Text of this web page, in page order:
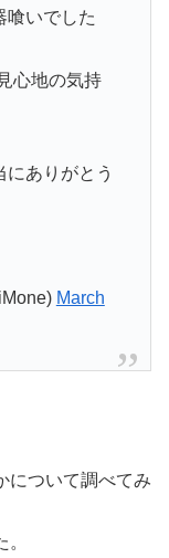
喰いでした
心地の気持
ありがとう
March
について調べてみ